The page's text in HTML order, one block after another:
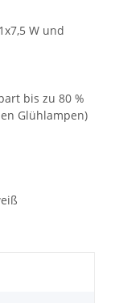
W und
bis zu 80 %
Glühlampen)